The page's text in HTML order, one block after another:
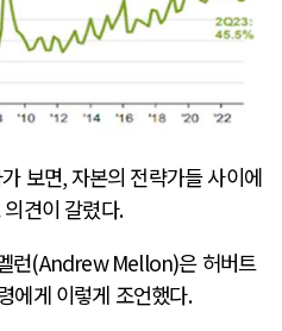
보면,자본의 전략가들 사이에
견이 갈렸다.
런(Andrew Mellon)은 허버트
에게 이렇게 조언했다.